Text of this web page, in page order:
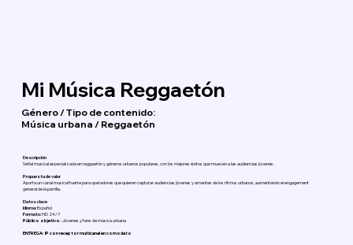
Mi Música Reggaetón
Género / Tipo de contenido:
Música urbana / Reggaetón
Descripción
Señal musical especializada en reggaetón y géneros urbanos populares, con los mejores éxitos que mueven a las audiencias jóvenes.
Propuesta de valor
Aporta un canal musical fuerte para operadores que quieren capturar audiencias jóvenes y amantes de los ritmos urbanos, aumentando el engagement
general de la parrilla.
Datos clave
Idioma:Español
Formato:HD 24/7
Público objetivo: Jóvenes y fans de música urbana
ENTREGA: IP con receptor multicanal en comodato